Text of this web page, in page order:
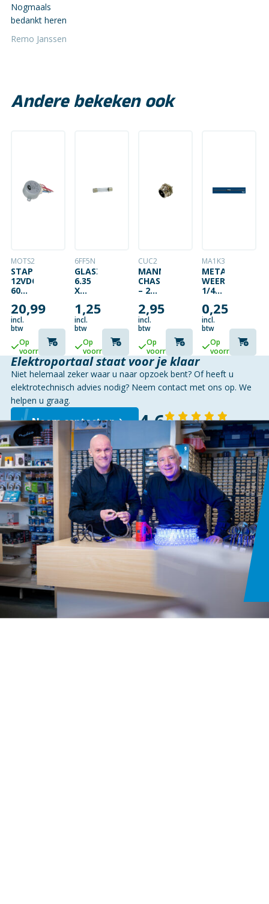
Nogmaals
bedankt heren
Remo Janssen
Andere bekeken ook
MOTS2
STAPPENMOTOR
12VDC
60MA
7.5 /
85
STAPPEN)
20,99
incl.
btw
Op
voorraad
6FF5N
GLASZEKERING
6.35
X
SNEL
5A
1,25
incl.
btw
Op
voorraad
CUC2
MANNELIJK
CHASSISDEEL
– 2
2,95
incl.
btw
Op
voorraad
MA1K3
METAALFILM
WEERSTAND
1/4W
0,25
incl.
btw
Op
voorraad
Elektroportaal staat voor je klaar
Niet helemaal zeker waar u naar opzoek bent? Of heeft u
elektrotechnisch advies nodig? Neem contact met ons op. We
helpen u graag.
Neem contact op 4,6 143 reviews